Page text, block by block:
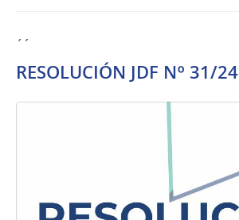
´´
RESOLUCIÓN JDF Nº 31/24